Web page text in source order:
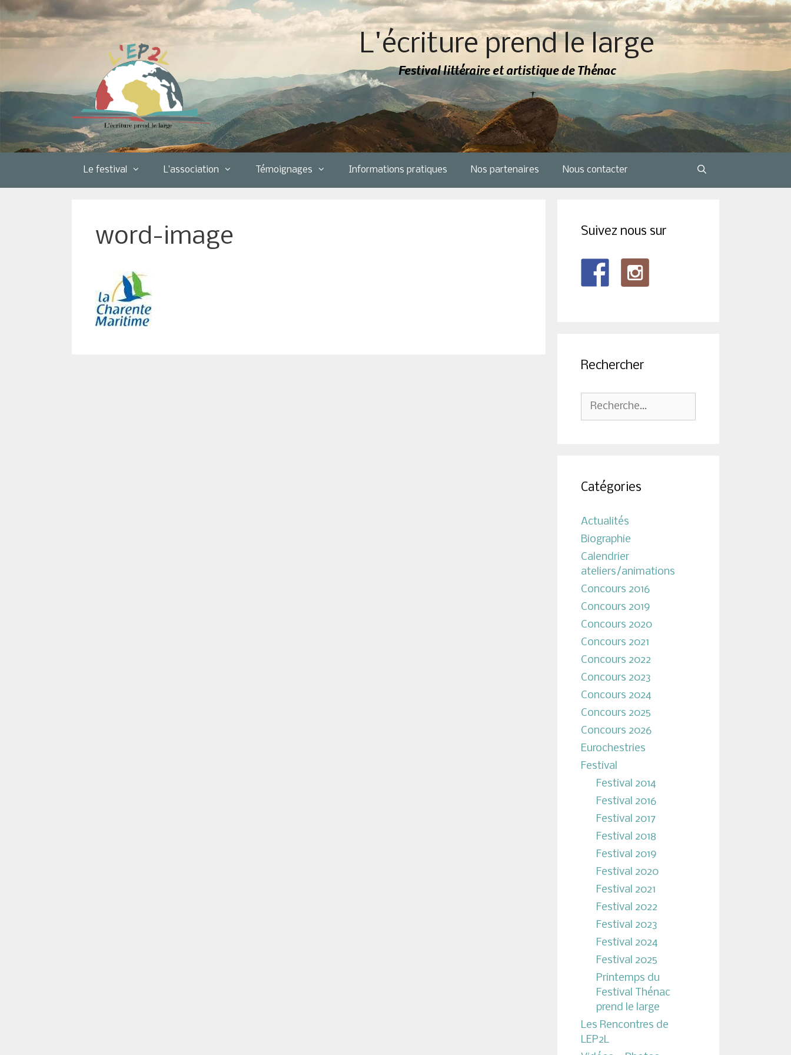
Aller
au
contenu
L'écriture prend le large
Festival littéraire et artistique de Thénac
Le festival L’association Témoignages Informations pratiques Nos partenaires Nous contacter
word-image Suivez nous sur
Rechercher
Rechercher :
Catégories
Actualités
Biographie
Calendrier
ateliers/animations
Concours 2016
Concours 2019
Concours 2020
Concours 2021
Concours 2022
Concours 2023
Concours 2024
Concours 2025
Concours 2026
Eurochestries
Festival
Festival 2014
Festival 2016
Festival 2017
Festival 2018
Festival 2019
Festival 2020
Festival 2021
Festival 2022
Festival 2023
Festival 2024
Festival 2025
Printemps du
Festival Thénac
prend le large
Les Rencontres de
LEP2L